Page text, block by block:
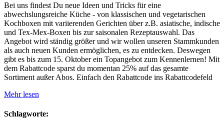
Bei uns findest Du neue Ideen und Tricks für eine
abwechslungsreiche Küche - von klassischen und vegetarischen
Kochboxen mit variierenden Gerichten über z.B. asiatische, indische
und Tex-Mex-Boxen bis zur saisonalen Rezeptauswahl. Das
Angebot wird ständig größer und wir wollen unseren Stammkunden
als auch neuen Kunden ermöglichen, es zu entdecken. Deswegen
gibt es bis zum 15. Oktober ein Topangebot zum Kennenlernen! Mit
dem Rabattcode sparst du momentan 25% auf das gesamte
Sortiment außer Abos. Einfach den Rabattcode ins Rabattcodefeld
Mehr lesen
Schlagworte: